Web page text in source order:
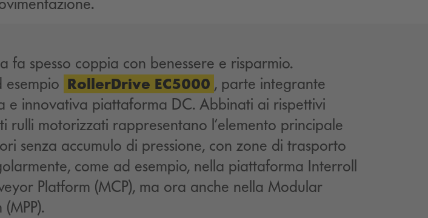
fa spesso coppia con benessere e risparmio.
esempio RollerDrive EC5000 , parte integrante
e innovativa piattaforma DC. Abbinati ai rispettivi
rulli motorizzati rappresentano l’elemento principale
senza accumulo di pressione, con zone di trasporto
come ad esempio, nella piattaforma Interroll
Platform (MCP), ma ora anche nella Modular